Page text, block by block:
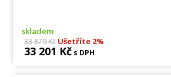
skladem
33 879 KčUšetříte 2%
33 201 Kč s DPH